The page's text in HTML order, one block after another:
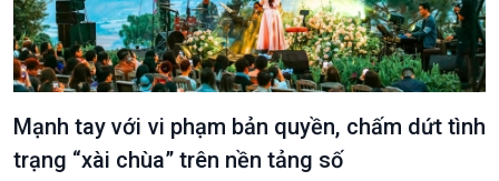
Câu chuyện thời sự
Dòng chảy sự kiện
Đối thoại
Diễn đàn chủ nhật
Chuyện đêm
Mạnh tay với vi phạm bản quyền, chấm dứt tình
trạng “xài chùa” trên nền tảng số